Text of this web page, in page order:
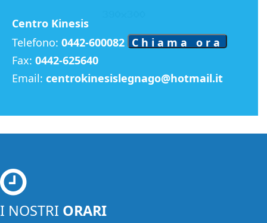
Centro Kinesis
Telefono: 0442-600082 Chiama ora
Fax: 0442-625640
Email: centrokinesislegnago@hotmail.it
I NOSTRI ORARI